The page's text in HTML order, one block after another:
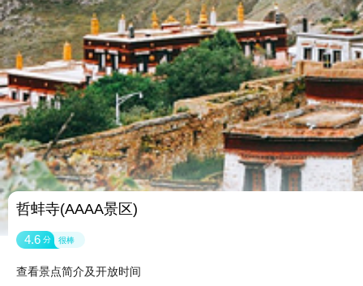
哲蚌寺(AAAA景区)
4.6 分 很棒
查看景点简介及开放时间